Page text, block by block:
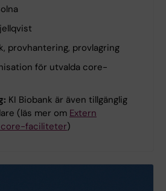
provhantering, provlagring
för utvalda core-
KI Biobank är även tillgänglig
(läs mer om Extern
core-faciliteter)